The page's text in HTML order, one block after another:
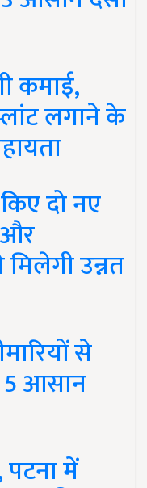
कमाई,
लगाने के
दो नए
और
उन्नत
से
आसान
में